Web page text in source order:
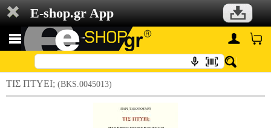
E-shop.gr App
ΤΙΣ ΠΤΥΕΙ; (BKS.0045013)